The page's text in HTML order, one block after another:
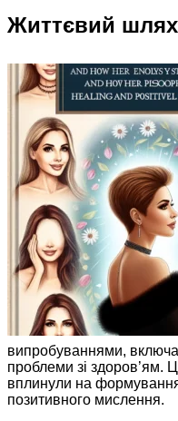
Життєвий шлях
випробуваннями,
проблеми зі здоров’ям.
вплинули на формування
позитивного мислення.